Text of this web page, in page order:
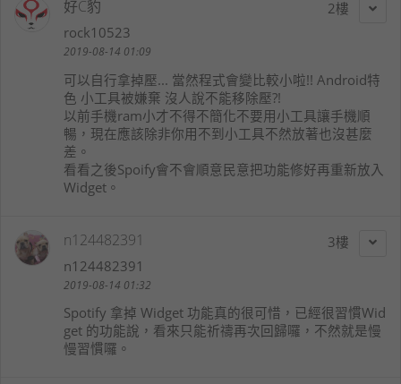
2
好C豹
rock10523
2019-08-14 01:09
可以自行拿掉壓... 當然程式會變比較小啦!! Android特
色 小工具被嫌棄 沒人說不能移除壓?!
以前手機ram小才不得不簡化不要用小工具讓手機順
暢，現在應該除非你用不到小工具不然放著也沒甚麼
差。
看看之後Spoify會不會順意民意把功能修好再重新放入
Widget。
3
n124482391
n124482391
2019-08-14 01:32
Spotify 拿掉 Widget 功能真的很可惜，已經很習慣Wid
get 的功能說，看來只能祈禱再次回歸囉，不然就是慢
慢習慣囉。